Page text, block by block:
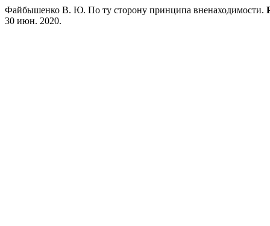
Файбышенко В. Ю. По ту сторону принципа вненаходимости.
30 июн. 2020.